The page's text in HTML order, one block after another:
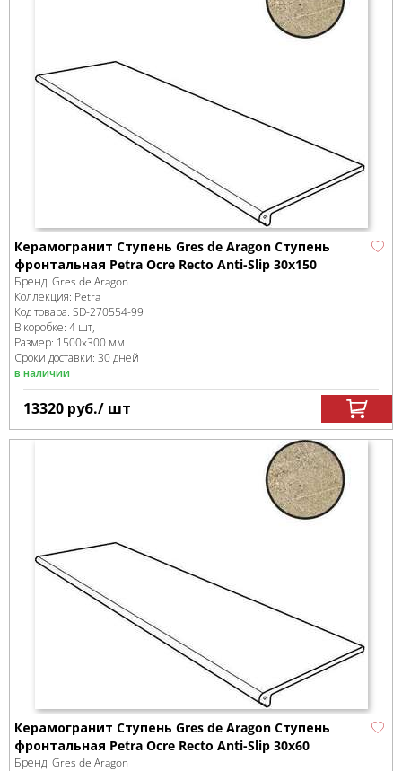
Керамогранит Ступень Gres de Aragon Ступень
фронтальная Petra Ocre Recto Anti-Slip 30x150
Бренд: Gres de Aragon
Коллекция: Petra
Код товара: SD-270554-99
В коробке: 4 шт,
Размер: 1500x300 мм
Сроки доставки: 30 дней
в наличии
13320 руб./ шт
Керамогранит Ступень Gres de Aragon Ступень
фронтальная Petra Ocre Recto Anti-Slip 30x60
Бренд: Gres de Aragon